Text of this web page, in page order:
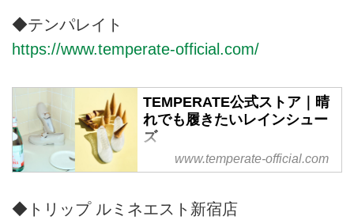
◆テンパレイト
https://www.temperate-official.com/
TEMPERATE公式ストア｜晴
れでも履きたいレインシュー
ズ
テンパレイト公式オンラインスト
ンをオールシーズン、オールオケ
ージョンで、ほどよく上品に穏和
www.temperate-official.com
◆トリップ ルミネエスト新宿店